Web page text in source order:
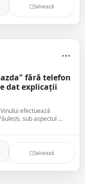
Salvează
fără telefon
dat explicații
efectuează
sub aspectul ...
Salvează